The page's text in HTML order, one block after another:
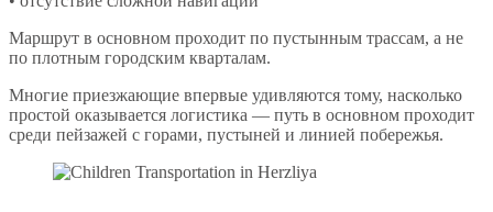
Маршрут в основном проходит по пустынным трассам, а не
по плотным городским кварталам.
Многие приезжающие впервые удивляются тому, насколько
простой оказывается логистика — путь в основном проходит
среди пейзажей с горами, пустыней и линией побережья.